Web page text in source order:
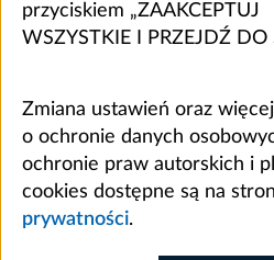
przyciskiem „ZAAKCEPTUJ
WSZYSTKIE I PRZEJDŹ DO
Zmiana ustawień oraz
o ochronie danych
ochronie praw autorskich i
cookies dostępne są na
prywatności.